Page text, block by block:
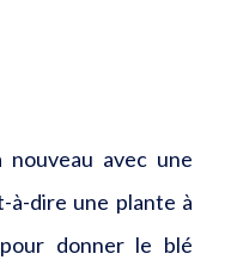
nouveau avec une
à-dire une plante à
donner le blé